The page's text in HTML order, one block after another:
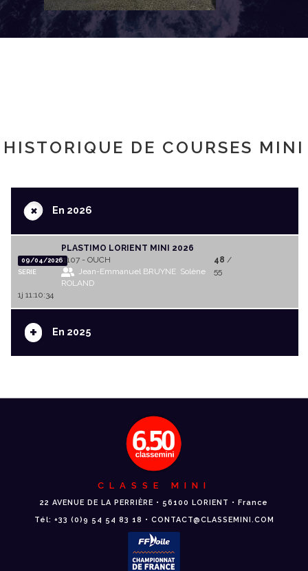
HISTORIQUE DE COURSES MINI
+En 2026
09/04/2026
SERIE
PLASTIMO LORIENT MINI 2026
1107 - OUCH
Jean-Emmanuel BRUYNE Solène
ROLAND
48 /
55
1j 11:10:34
+ En 2025
CLASSE MINI
22 AVENUE DE LA PERRIÈRE • 56100 LORIENT • France
Tél: +33 (0)9 54 54 83 18 • CONTACT@CLASSEMINI.COM